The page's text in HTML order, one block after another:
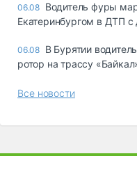
06.08 Водитель фуры
Екатеринбургом в ДТП
06.08 В Бурятии
ротор на трассу
Все новости